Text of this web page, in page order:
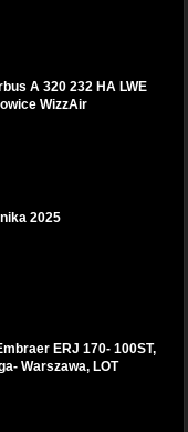
A 320 232 HA LWE
WizzAir
2025
ERJ 170- 100ST,
Warszawa, LOT